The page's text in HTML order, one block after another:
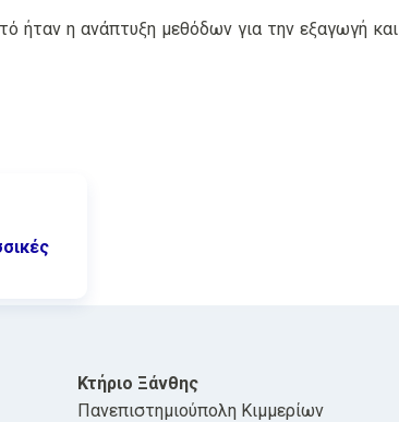
ήταν η ανάπτυξη μεθόδων για την εξαγωγή και
Κτήριο Ξάνθης
Πανεπιστημιούπολη Κιμμερίων